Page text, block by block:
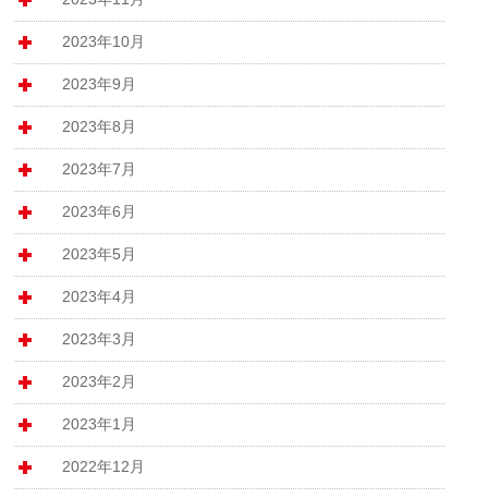
2023年10月
2023年9月
2023年8月
2023年7月
2023年6月
2023年5月
2023年4月
2023年3月
2023年2月
2023年1月
2022年12月